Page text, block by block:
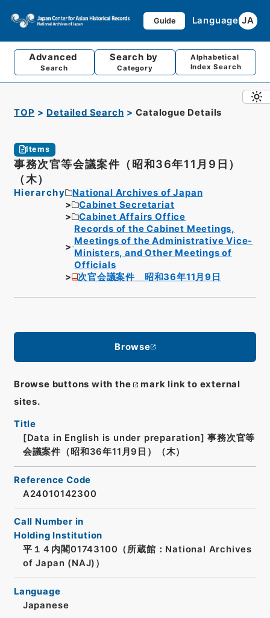
Guide Language JA
Advanced
Search
Search by
Category
Alphabetical
Index Search
TOP Detailed Search Catalogue Details
Items
事務次官等会議案件（昭和36年11月9日）
（木）
Hierarchy
National Archives of Japan
Cabinet Secretariat
Cabinet Affairs Office
Records of the Cabinet Meetings,
Meetings of the Administrative Vice-
Ministers, and Other Meetings of
Officials
次官会議案件 昭和36年11月9日
Browse
Browse buttons with the
mark link to external
sites.
Title
[Data in English is under preparation] 事務次官等
会議案件（昭和36年11月9日）（木）
Reference Code
A24010142300
Call Number in
Holding Institution
平１４内閣01743100（所蔵館：National Archives
of Japan (NAJ)）
Language
Japanese